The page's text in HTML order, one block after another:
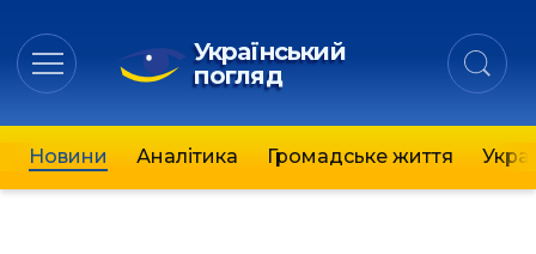
Український
погляд
Новини Аналітика Громадське життя